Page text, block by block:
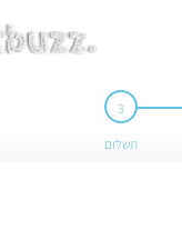
תשלום